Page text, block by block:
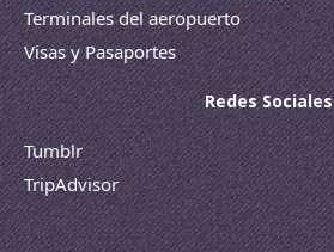
Terminales del aeropuerto
Visas y Pasaportes
Redes Sociales
Tumblr
TripAdvisor